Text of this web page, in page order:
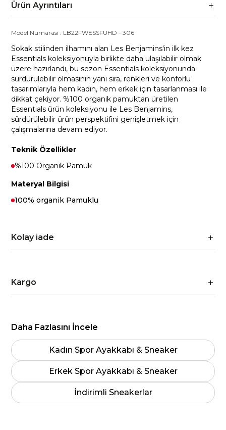
Ürün Ayrıntıları
Model Numarası : LB22FWESSFUHD -306
Sokak stilinden ilhamını alan Les Benjamins'in ilk kez
Essentials koleksiyonuyla birlikte daha ulaşılabilir olmak
üzere hazırlandı, bu sezon Essentials koleksiyonunda
sürdürülebilir olmasının yanı sıra, renkleri ve konforlu
tasarımlarıyla hem kadın, hem erkek için tasarlanması ile
dikkat çekiyor. %100 organik pamuktan üretilen
Essentials ürün koleksiyonu ile Les Benjamins,
sürdürülebilir ürün perspektifini genişletmek için
çalışmalarına devam ediyor.
Teknik Özellikler
%100 Organik Pamuk
Materyal Bilgisi
100% organik Pamuklu
Kolay iade
Kargo
Daha Fazlasını İncele
Kadın Spor Ayakkabı & Sneaker
Erkek Spor Ayakkabı & Sneaker
İndirimli Sneakerlar